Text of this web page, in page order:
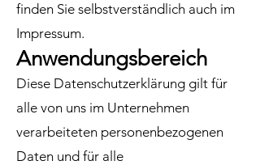
finden Sie selbstverständlich auch im
Impressum.
Anwendungsbereich
Diese Datenschutzerklärung gilt für
alle von uns im Unternehmen
verarbeiteten personenbezogenen
Daten und für alle